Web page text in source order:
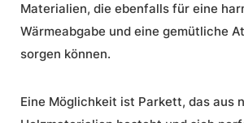
Materialien, die ebenfalls für eine
Wärmeabgabe und eine gemütliche
sorgen können.
Eine Möglichkeit ist Parkett, das aus